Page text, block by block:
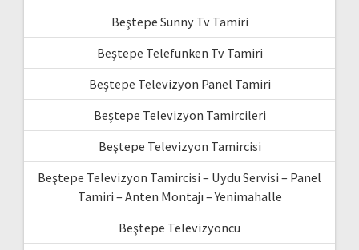
Beştepe Sunny Tv Tamiri
Beştepe Telefunken Tv Tamiri
Beştepe Televizyon Panel Tamiri
Beştepe Televizyon Tamircileri
Beştepe Televizyon Tamircisi
Beştepe Televizyon Tamircisi – Uydu Servisi – Panel
Tamiri – Anten Montajı – Yenimahalle
Beştepe Televizyoncu